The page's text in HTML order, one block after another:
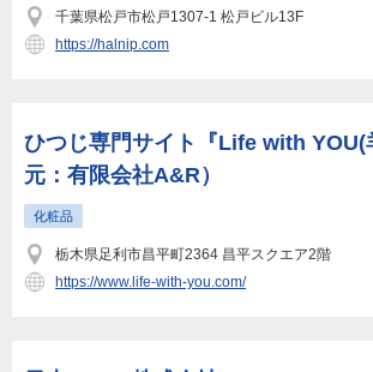
千葉県松戸市松戸1307-1 松戸ビル13F
https://halnip.com
ひつじ専門サイト『Life with YOU(
元：有限会社A&R）
化粧品
栃木県足利市昌平町2364 昌平スクエア2階
https://www.life-with-you.com/